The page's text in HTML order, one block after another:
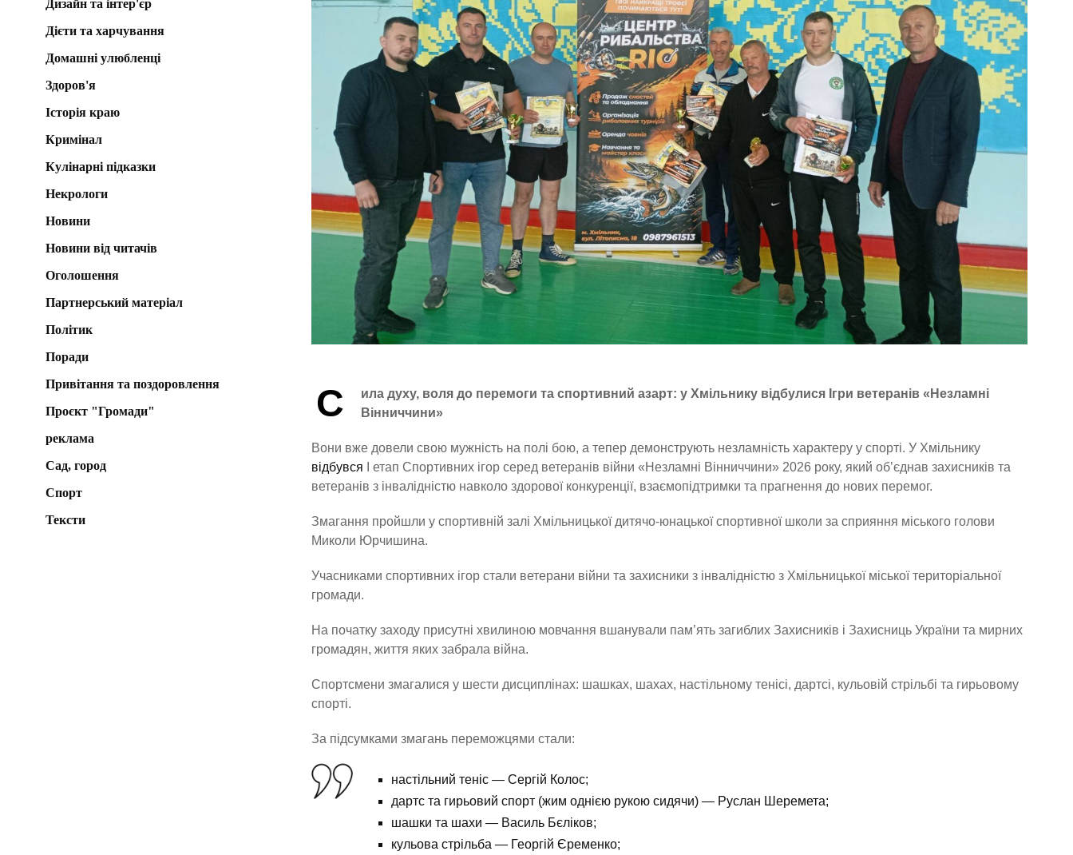
С
ила духу, воля до перемоги та спортивний азарт: у Хмільнику відбулися Ігри ветеранів «Незламні
Вінниччини»
Вони вже довели свою мужність на полі бою, а тепер демонструють незламність характеру у спорті. У Хмільнику
відбувся І етап Спортивних ігор серед ветеранів війни «Незламні Вінниччини» 2026 року, який об’єднав захисників та
ветеранів з інвалідністю навколо здорової конкуренції, взаємопідтримки та прагнення до нових перемог.
Змагання пройшли у спортивній залі Хмільницької дитячо-юнацької спортивної школи за сприяння міського голови
Миколи Юрчишина.
Учасниками спортивних ігор стали ветерани війни та захисники з інвалідністю з Хмільницької міської територіальної
громади.
На початку заходу присутні хвилиною мовчання вшанували пам’ять загиблих Захисників і Захисниць України та мирних
громадян, життя яких забрала війна.
Спортсмени змагалися у шести дисциплінах: шашках, шахах, настільному тенісі, дартсі, кульовій стрільбі та гирьовому
спорті.
За підсумками змагань переможцями стали:
настільний теніс — Сергій Колос;
дартс та гирьовий спорт (жим однією рукою сидячи) — Руслан Шеремета;
шашки та шахи — Василь Бєліков;
кульова стрільба — Георгій Єременко;
Дизайн та інтер'єр
Дієти та харчування
Домашні улюбленці
Здоров'я
Історія краю
Кримінал
Кулінарні підказки
Некрологи
Новини
Новини від читачів
Оголошення
Партнерський матеріал
Політик
Поради
Привітання та поздоровлення
Проєкт "Громади"
реклама
Сад, город
Спорт
Тексти